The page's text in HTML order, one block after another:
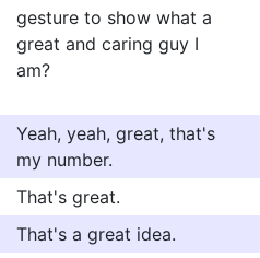
gesture to show what a
great and caring guy I
am?
Yeah, yeah, great, that's
my number.
That's great.
That's a great idea.